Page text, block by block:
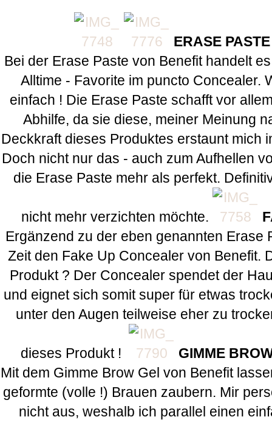
ERASE
Bei der Erase Paste von Benefit handelt
Alltime - Favorite im puncto Concealer.
einfach ! Die Erase Paste schafft vor
Abhilfe, da sie diese, meiner Meinung
Deckkraft dieses Produktes erstaunt mich
Doch nicht nur das - auch zum Aufhellen
die Erase Paste mehr als perfekt.
nicht mehr verzichten möchte.
Ergänzend zu der eben genannten Erase
Zeit den Fake Up Concealer von Benefit.
Produkt ? Der Concealer spendet der
und eignet sich somit super für etwas
unter den Augen teilweise eher zu
dieses Produkt !
GIMME
Mit dem Gimme Brow Gel von Benefit
geformte (volle !) Brauen zaubern. Mir
nicht aus, weshalb ich parallel einen